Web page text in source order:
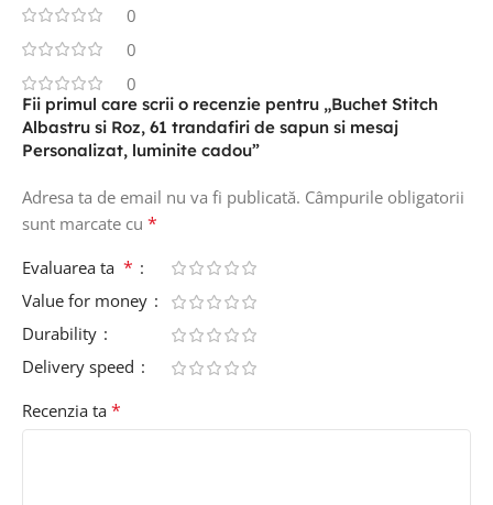
0
0
0
Fii primul care scrii o recenzie pentru „Buchet Stitch
Albastru si Roz, 61 trandafiri de sapun si mesaj
Personalizat, luminite cadou”
Adresa ta de email nu va fi publicată. Câmpurile obligatorii
sunt marcate cu *
Evaluarea ta *
Value for money
Durability
Delivery speed
Recenzia ta *